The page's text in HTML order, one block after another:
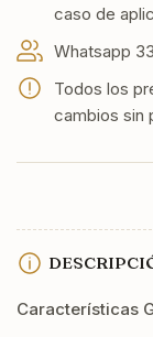
caso de
Whatsapp
Todos los
cambios sin
Características